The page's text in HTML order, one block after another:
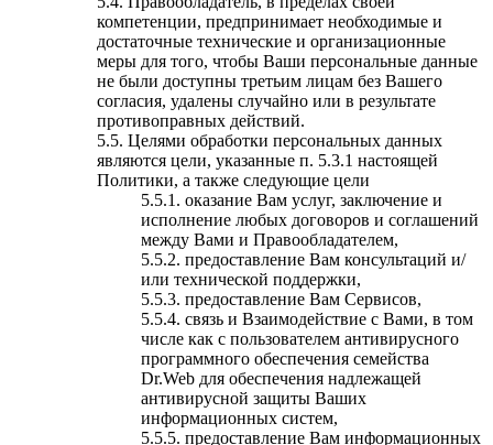
компетенции, предпринимает необходимые и
достаточные технические и организационные
меры для того, чтобы Ваши персональные данные
не были доступны третьим лицам без Вашего
согласия, удалены случайно или в результате
противоправных действий.
5.5. Целями обработки персональных данных
являются цели, указанные п. 5.3.1 настоящей
Политики, а также следующие цели
5.5.1. оказание Вам услуг, заключение и
исполнение любых договоров и соглашений
между Вами и Правообладателем,
5.5.2. предоставление Вам консультаций и/
или технической поддержки,
5.5.3. предоставление Вам Сервисов,
5.5.4. связь и Взаимодействие с Вами, в том
числе как с пользователем антивирусного
программного обеспечения семейства
Dr.Web для обеспечения надлежащей
антивирусной защиты Ваших
информационных систем,
5.5.5. предоставление Вам информационных